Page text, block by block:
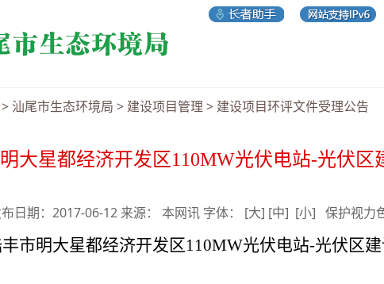
> 汕尾市生态环境局 > 建设项目管理 > 建设项目环评文件受理公告
大星都经济开发区110MW光伏电站-光伏
日期：2017-06-12 来源： 本网讯 字体： [大] [中] [小] 保护视力
丰市明大星都经济开发区110MW光伏电站-光伏区